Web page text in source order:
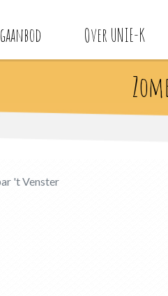
Over UNIE-K
't Venster